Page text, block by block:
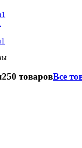
1
1
250 товаровВсе